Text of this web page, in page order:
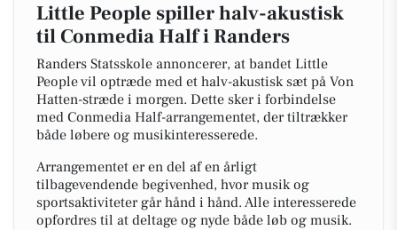
Little People spiller halv-akustisk
til Conmedia Half i Randers
Randers Statsskole annoncerer, at bandet Little
People vil optræde med et halv-akustisk sæt på Von
Hatten-stræde i morgen. Dette sker i forbindelse
med Conmedia Half-arrangementet, der tiltrækker
både løbere og musikinteresserede.
Arrangementet er en del af en årligt
tilbagevendende begivenhed, hvor musik og
sportsaktiviteter går hånd i hånd. Alle interesserede
opfordres til at deltage og nyde både løb og musik.